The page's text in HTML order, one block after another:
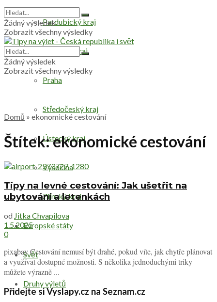
Pardubický kraj
Plzeňský kraj
Praha
Středočeský kraj
Ústecký kraj
Vysočina
Zlínský kraj
Evropské státy
Svět
Druhy výletů
Žádný výsledek
Zobrazit všechny výsledky
Žádný výsledek
Zobrazit všechny výsledky
Domů » ekonomické cestování
Štítek:ekonomické cestování
Tipy na levné cestování: Jak ušetřit na
ubytování a letenkách
od Jitka Chvapilova
1.5.2025
0
pixabay Cestování nemusí být drahé, pokud víte, jak chytře plánovat
a využívat dostupné možnosti. S několika jednoduchými triky
můžete výrazně ...
Přidejte si Vyslapy.cz na Seznam.cz